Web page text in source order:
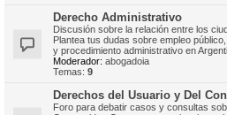
Derecho Administrativo
Discusión sobre la relación entre los
Plantea tus dudas sobre empleo
y procedimiento administrativo en
Moderador: abogadoia
Temas: 9
Derechos del Usuario y Del
Foro para debatir casos y consultas